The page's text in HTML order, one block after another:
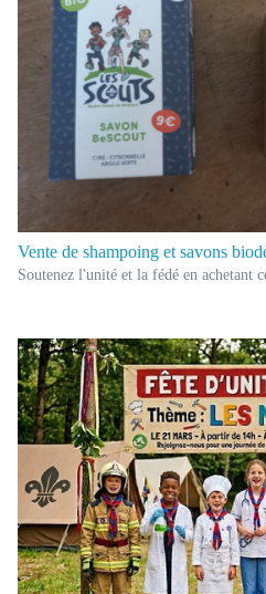
Vente de shampoing et savons
Soutenez l'unité et la fédé en achetant